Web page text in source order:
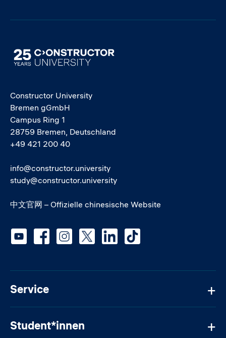
Image
Constructor University
Bremen gGmbH
Campus Ring 1
28759 Bremen, Deutschland
+49 421 200 40
info@constructor.university
study@constructor.university
中文官网 – Offizielle chinesische Website
Service
Student*innen
Social media